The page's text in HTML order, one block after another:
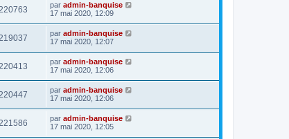
par admin-banquise
17 mai 2020, 12:09
par admin-banquise
17 mai 2020, 12:07
par admin-banquise
17 mai 2020, 12:06
par admin-banquise
17 mai 2020, 12:06
par admin-banquise
17 mai 2020, 12:05